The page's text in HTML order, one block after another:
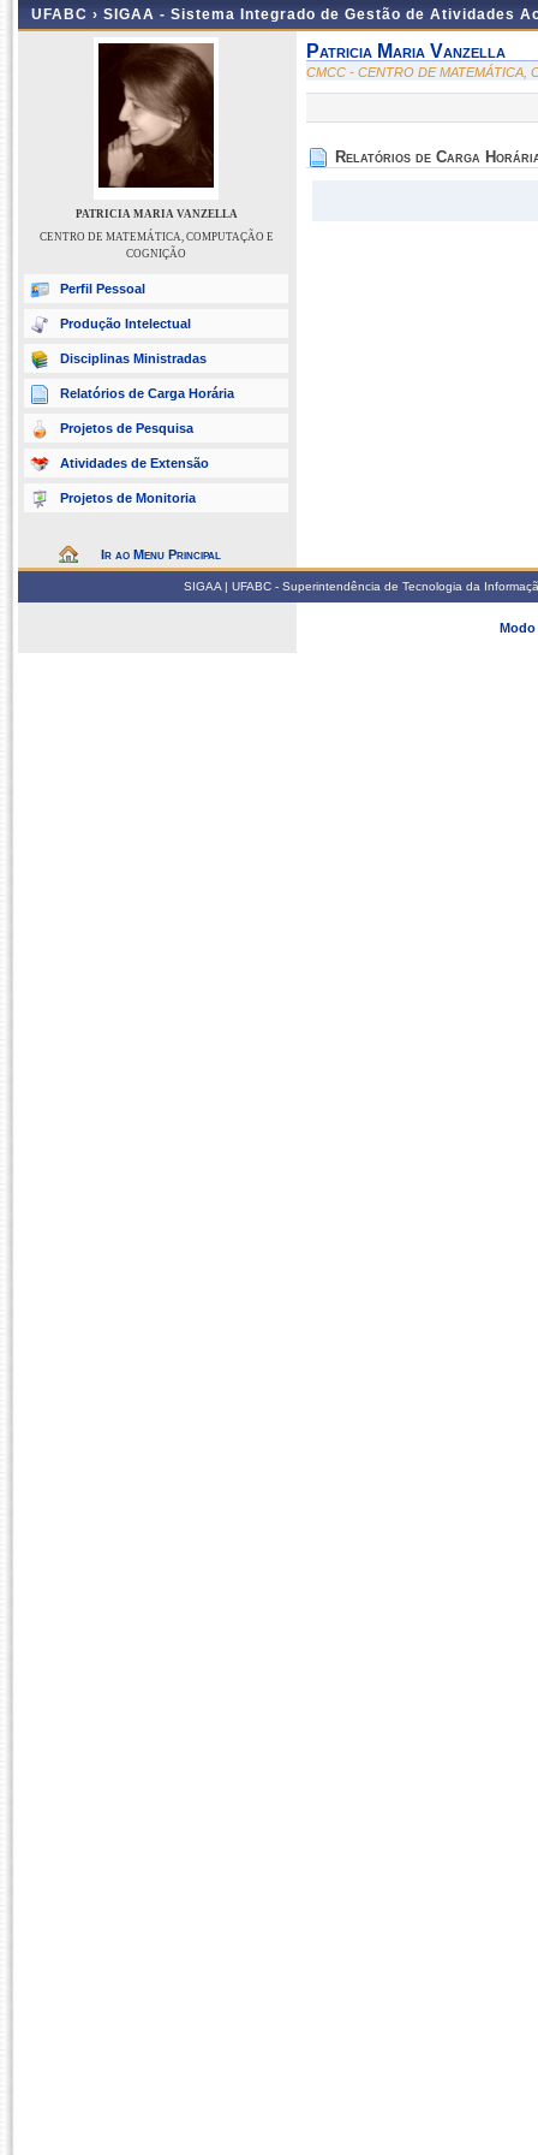
UFABC › SIGAA - Sistema Integrado de Gestão de Atividades
PATRICIA MARIA VANZELLA
CENTRO DE MATEMÁTICA, COMPUTAÇÃO E
COGNIÇÃO
Perfil Pessoal
Produção Intelectual
Disciplinas Ministradas
Relatórios de Carga Horária
Projetos de Pesquisa
Atividades de Extensão
Projetos de Monitoria
Ir ao Menu Principal
Patricia Maria Vanzella
CMCC - CENTRO DE MATEMÁTICA,
Relatórios de Carga
SIGAA | UFABC - Superintendência de Tecnologia da
Modo